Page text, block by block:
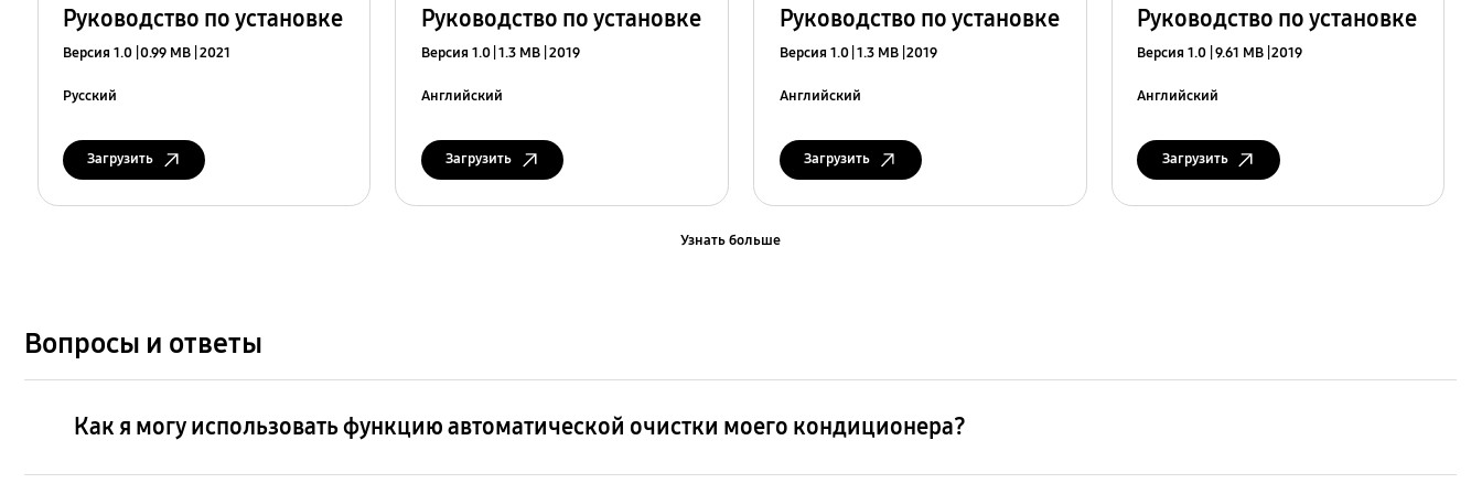
Руководство по установке
Версия 1.0 0.99 MB 2021
Русский
Загрузить
Руководство по установке
Версия 1.0 1.3 MB 2019
Английский
Загрузить
Руководство по установке
Версия 1.0 1.3 MB 2019
Английский
Загрузить
Руководство по установке
Версия 1.0 9.61 MB 2019
Английский
Загрузить
Узнать больше
Вопросы и ответы
Как я могу использовать функцию автоматической очистки моего кондиционера?